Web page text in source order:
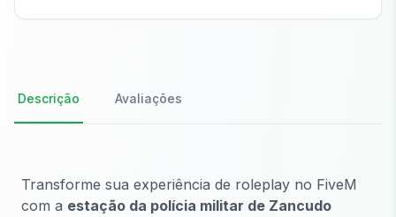
Descrição Avaliações
Transforme sua experiência de roleplay no FiveM
com a estação da polícia militar de Zancudo